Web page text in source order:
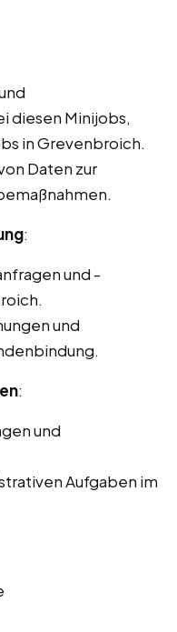
diesen Minijobs,
in Grevenbroich.
Daten zur
:
und -
und
:
und
Aufgaben im